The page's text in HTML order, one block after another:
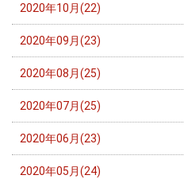
2020年10月(22)
2020年09月(23)
2020年08月(25)
2020年07月(25)
2020年06月(23)
2020年05月(24)